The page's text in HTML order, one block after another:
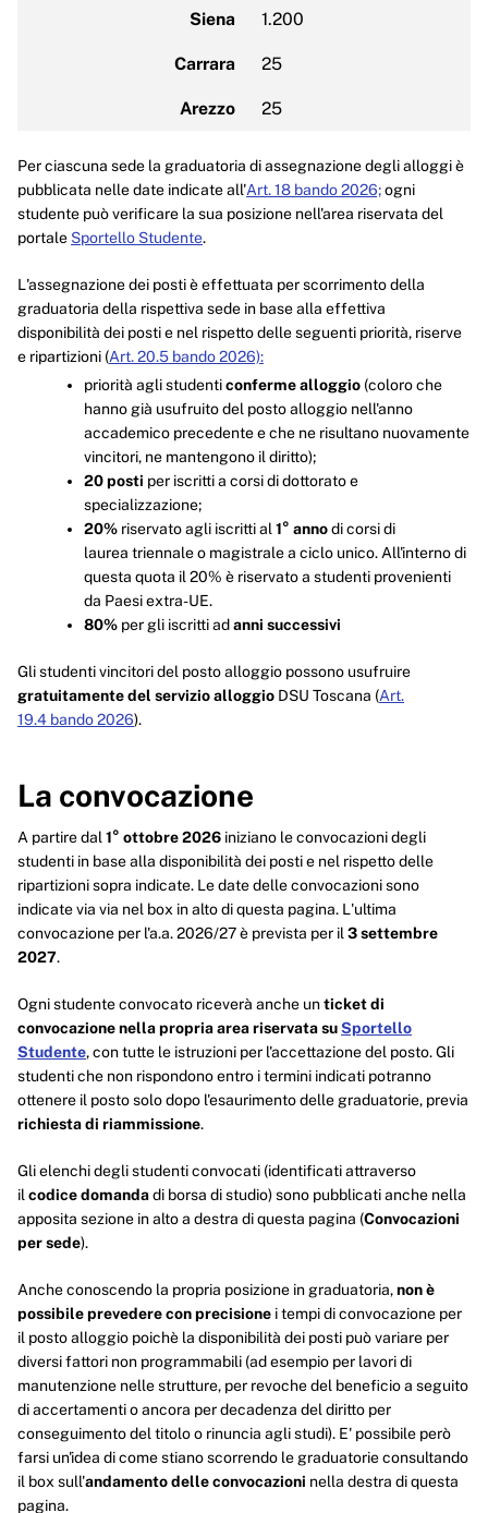
Siena 1.200
Carrara 25
Arezzo 25
Per ciascuna sede la graduatoria di assegnazione degli alloggi è
pubblicata nelle date indicate all'Art. 18 bando 2026;ogni
studente può verificare la sua posizione nell'area riservata del
portale Sportello Studente.
L'assegnazione dei posti è effettuata per scorrimento della
graduatoria della rispettiva sede in base alla effettiva
disponibilità dei posti e nel rispetto delle seguenti priorità, riserve
e ripartizioni (Art. 20.5 bando 2026):
priorità agli studenticonferme alloggio (coloro che
hanno già usufruito del posto alloggio nell'anno
accademico precedente e che ne risultano nuovamente
vincitori, ne mantengono il diritto);
20 posti per iscritti a corsi di dottorato e
specializzazione;
20% riservato agli iscritti al 1° annodi corsi di
laurea triennale o magistrale a ciclo unico. All'interno di
questa quota il 20% è riservato a studenti provenienti
da Paesi extra-UE.
80% per gli iscritti adanni successivi
Gli studenti vincitori del posto alloggio possono usufruire
gratuitamente del servizio alloggio DSU Toscana (Art.
19.4 bando 2026).
La convocazione
A partire dal 1° ottobre 2026 iniziano le convocazioni degli
studenti in base alla disponibilità dei posti e nel rispetto delle
ripartizioni sopra indicate. Le date delle convocazioni sono
indicate via via nel box in alto di questa pagina. L'ultima
convocazione per l'a.a. 2026/27 è prevista per il 3 settembre
2027.
Ogni studente convocato riceverà anche unticket di
convocazione nella propria area riservata suSportello
Studente,con tutte le istruzioni per l'accettazione del posto. Gli
studenti che non rispondono entro i termini indicati potranno
ottenere il posto solo dopo l'esaurimento delle graduatorie, previa
richiesta di riammissione.
Gli elenchi degli studenti convocati (identificati attraverso
il codice domandadi borsa di studio) sono pubblicati anche nella
apposita sezione in alto a destra di questa pagina (Convocazioni
per sede).
Anche conoscendo la propria posizione in graduatoria,non è
possibile prevedere con precisione i tempi di convocazione per
il posto alloggio poichè la disponibilità dei posti può variare per
diversi fattori non programmabili (ad esempio per lavori di
manutenzione nelle strutture, per revoche del beneficio a seguito
di accertamenti o ancora per decadenza del diritto per
conseguimento del titolo o rinuncia agli studi). E' possibile però
farsi un'idea di come stiano scorrendo le graduatorie consultando
il box sull'andamento delle convocazioni nella destra di questa
pagina.